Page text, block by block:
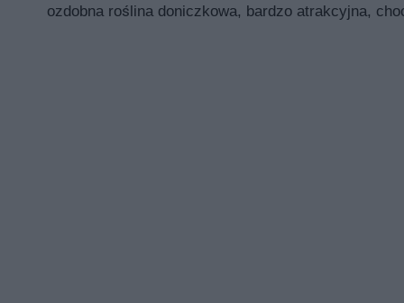
ozdobna roślina doniczkowa, bardzo atrakcyjna,